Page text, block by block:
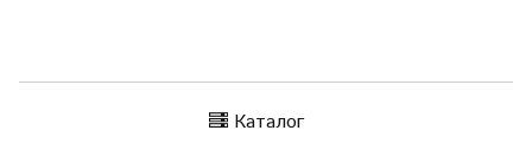
Каталог